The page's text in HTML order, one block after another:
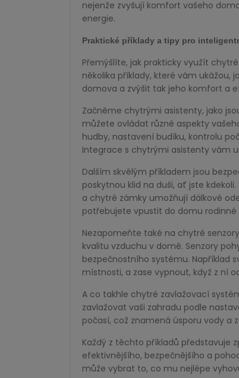
nejenže zvyšují komfort vašeho
energie.
Praktické příklady a tipy pro
Přemýšlíte, jak prakticky využít
několika příklady, které vám ukážou,
domova a zvýšit tak jeho komfort a
Začněme chytrými asistenty, jako
můžete ovládat různé aspekty
hudby, nastavení budíku, kontrolu
Integrace s chytrými asistenty vám
Dalším skvělým příkladem jsou
poskytnou klid na duši, ať jste
a chytré zámky umožňují dálkové
potřebujete vpustit do domu rodinné
Nezapomeňte také na chytré
kvalitu vzduchu v domě. Senzory
bezpečnostního systému. Například
místnosti, a zase vypnout, když z ní
A co takhle chytré zavlažovací
zavlažovat vaši zahradu podle
počasí, což znamená úsporu vody a
Každý z těchto příkladů představuje
efektivnějšího, bezpečnějšího a
může vybrat to, co mu nejlépe